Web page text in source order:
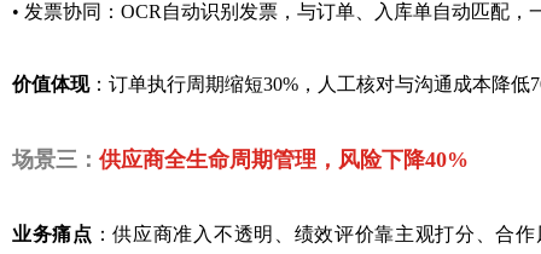
• 发票协同：OCR自动识别发票，与订单、入库单自动匹配，
价值体现：订单执行周期缩短30%，人工核对与沟通成本降低
场景三： 供应商全生命周期管理，风险下降40%
业务痛点 ：供应商准入不透明、绩效评价靠主观打分、合